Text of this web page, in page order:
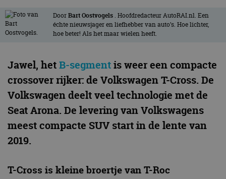
DoorBart Oostvogels . Hoofdredacteur AutoRAI.nl. Een
échte nieuwsjager en liefhebber van auto’s. Hoe lichter,
hoe beter! Als het maar wielen heeft.
Jawel, hetB-segmentis weer een compacte
crossover rijker: de Volkswagen T-Cross. De
Volkswagen deelt veel technologie met de
Seat Arona. De levering van Volkswagens
meest compacte SUV start in de lente van
2019.
T-Cross is kleine broertje van T-Roc